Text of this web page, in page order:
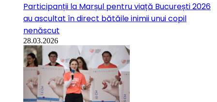
Participanții la Marșul pentru viață București 2026
au ascultat în direct bătăile inimii unui copil
nenăscut
28.03.2026